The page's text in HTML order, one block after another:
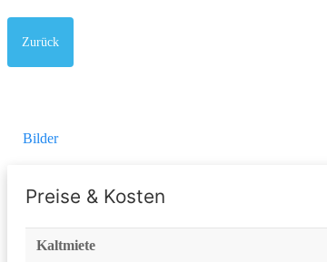
Zurück
Bilder
Preise & Kosten
Kaltmiete